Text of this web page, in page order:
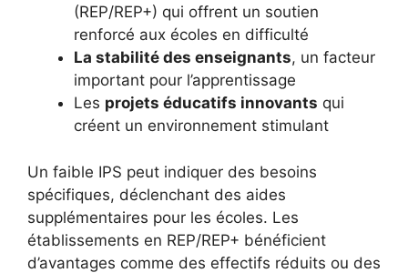
(REP/REP+) qui offrent un soutien
renforcé aux écoles en difficulté
La stabilité des enseignants, un facteur
important pour l’apprentissage
Les projets éducatifs innovants qui
créent un environnement stimulant
Un faible IPS peut indiquer des besoins
spécifiques, déclenchant des aides
supplémentaires pour les écoles. Les
établissements en REP/REP+ bénéficient
d’avantages comme des effectifs réduits ou des